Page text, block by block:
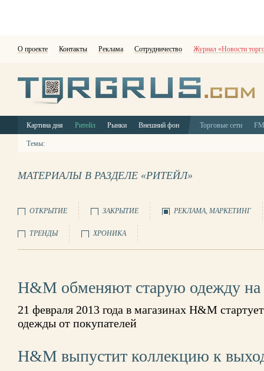
О проекте Контакты Реклама Сотрудничество Журнал «Новости
Картина дня Ритейл Рынки Внешний фон Торговые сети
Темы:
МАТЕРИАЛЫ В РАЗДЕЛЕ «РИТЕЙЛ»
ОТКРЫТИЕ ЗАКРЫТИЕ РЕКЛАМА, МАРКЕТИНГ
ТРЕНДЫ ХРОНИКА
H&M обменяют старую одежду на
21 февраля 2013 года в магазинах H&M
одежды от покупателей
H&M выпустит коллекцию к